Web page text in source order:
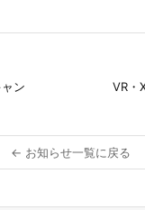
ン VR・
← お知らせ一覧に戻る